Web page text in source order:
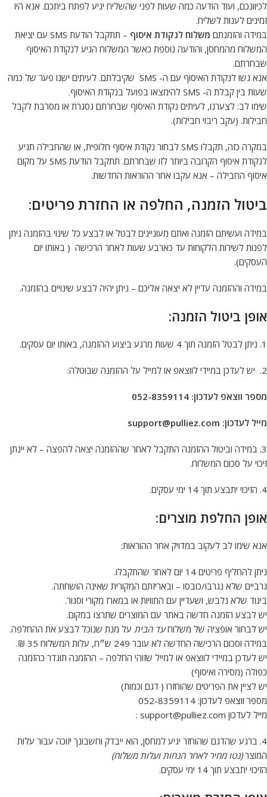
לכיוונכם, ועוד הודעה כמה שעות לפני שהשליח יגיע לפתח ביתכם. אנא היו
זמינים לענות לשליח.
במידה והזמנתם משלוח לנקודת איסוף
– תתקבל הודעת SMS עם יציאת
המשלוח מהמחסן, והודעה נוספת כאשר המשלוח הגיע לנקודת האיסוף
שבחרתם.
אנא גשו לנקודת האיסוף עם ה- SMS שקיבלתם. לעיתים ישנו פער של כמה
שעות בין קבלת ה- SMS להימצאו בפועל בנקודת האיסוף.
שימו לב: לצערנו, לעיתים נקודת האיסוף שבחרתם נסגרת או מסרבת לקבל
חבילות. (עקב ריבוי חבילות).
במקרה כזה, תקבלו SMS לבחור נקודת איסוף חלופית, או שהחבילה תגיע
לנקודת איסוף הקרובה ביותר לזו שבחרתם. תתקבל הודעת SMS על מקום
איסוף החבילה – אנא עקבו אחר ההוראות החדשות.
ביטול הזמנה, החלפה או החזרת פריטים:
במידה ועשיתם הזמנה ואתם מעוניינים לבטל או לבצע כל שינוי בהזמנה ניתן
לפנות לשירות הלקוחות עד כארבע שעות לאחר הרכישה ( באותו יום
העסקים).
במידה וההזמנה עדיין לא יצאה אליכם – ניתן יהיה לבצע שינויים בהזמנה.
אופן ביטול הזמנה:
1. ניתן לבטל הזמנה תוך 4 שעות מרגע ביצוע ההזמנה, באותו יום עסקים.
2. ⁠יש לעדכן במיידי לווצאפ או למייל על ההזמנה שבוטלה:
מספר ווצאפ לעדכון: 052-8359114
מייל לעדכון: support@pulliez.com
3. במידה וביטול ההזמנה התקבל לאחר שההזמנה יצאה להפצה – לא יינתן
זיכוי על סכום המשלוח.
4. הזיכוי יתבצע תוך 14 ימי עסקים.
אופן החלפת מוצרים:
אנא שימו לב לעקוב במדויק אחר ההוראות:
ניתן להחליף פריטים 14 יום לאחר שהתקבלו.
גרביים שלא נגרבו/כובסו – ובאריזתם המקורית שאינה הושחתה.
ביגוד שלא נלבש, ושעדיין עם התוויות או במארז מקורי וסגור.
יש לבצע הזמנה חדשה באתר עם המוצרים שתרצו במקום.
יש לבחור אופציה של משלוחעד הבית על מנת שנוכל לבצע את ההחלפה.
במידה וסכום הרכישה החדשה לא עובר 249 ש״ח, עלות המשלוח 35 ₪.
יש לעדכן במיידי לווצאפ או למייל שזוהי החלפה – ההזמנה תוגדר כהזמנה
כפולה (מסירה ואיסוף)
יש לציין את הפריטים שהוחזרו ( דגם וכמות)
מספר ווצאפ לעדכון: 052-8359114
מייל לעדכון support@pulliez.com
:
⁠4. ברגע שהדגם שהוחזר יגיע למחסן, הוא ייבדק וחשבונך יזוכה עבור עלות
המוצר(נטו מחיר לאחר הנחות ועלות משלוח)
הזיכוי יתבצע תוך 14 ימי עסקים.